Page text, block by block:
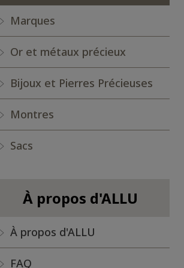
Marques
Or et métaux précieux
Bijoux et Pierres Précieuses
Montres
Sacs
À propos d'ALLU
À propos d'ALLU
FAQ